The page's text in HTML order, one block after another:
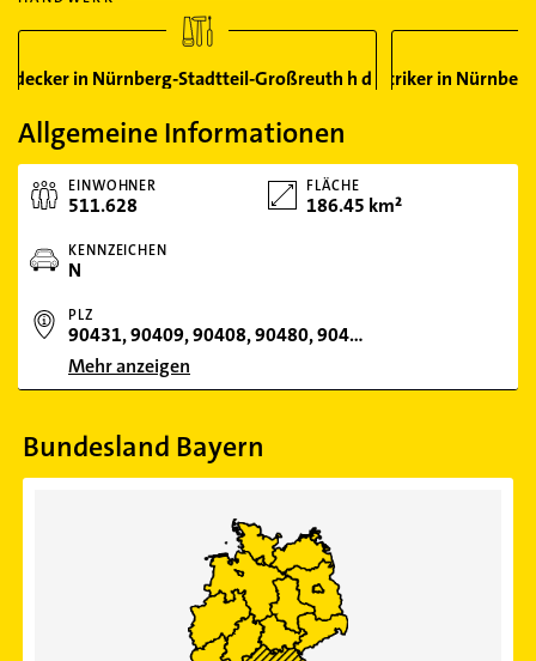
in Nürnberg-Stadtteil-Großreuth h d Veste
Elektriker in
Allgemeine Informationen
EINWOHNER
511.628
FLÄCHE
186.45 km²
KENNZEICHEN
N
PLZ
90431, 90409, 90408, 90480, 90461, 90429, 90489, 90443, 90451, 90455, 90439, 90441, 90482, 90471, 90475, 90427, 90402, 90425, 90453, 90478, 90491, 90473, 90449, 90411, 90403, 90469, 90459, 90419, 90268, 91052
Mehr anzeigen
Bundesland Bayern